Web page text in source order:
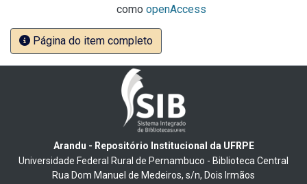
como openAccess
Página do item completo
Arandu - Repositório Institucional da UFRPE
Universidade Federal Rural de Pernambuco - Biblioteca Central
Rua Dom Manuel de Medeiros, s/n, Dois Irmãos